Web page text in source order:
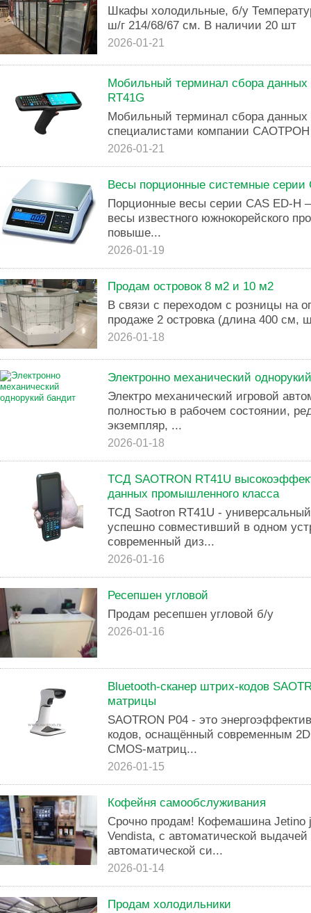
Шкафы холодильные, б/у
ш/г 214/68/67 см. В наличии 20 шт
2026-01-21
Мобильный терминал сбора данных
RT41G
Мобильный терминал сбора данных
специалистами компании
2026-01-21
Весы порционные системные серии
Порционные весы серии CAS ED-H
весы известного южнокорейского
повыше...
2026-01-19
Продам островок 8 м2 и 10 м2
В связи с переходом с розницы на
продаже 2 островка (длина 400 см,
2026-01-18
Электронно механический
Электро механический игровой
полностью в рабочем состоянии,
экземпляр, ...
2026-01-18
ТСД SAOTRON RT41U
данных промышленного класса
ТСД Saotron RT41U -
успешно совместивший в одном
современный диз...
2026-01-16
Ресепшен угловой
Продам ресепшен угловой б/у
2026-01-16
Bluetooth-сканер штрих-кодов
матрицы
SAOTRON P04 - это
кодов, оснащённый современным
CMOS-матриц...
2026-01-15
Кофейня самообслуживания
Срочно продам! Кофемашина Jetino
Vendista, с автоматической выдачей
автоматической си...
2026-01-14
Продам холодильники